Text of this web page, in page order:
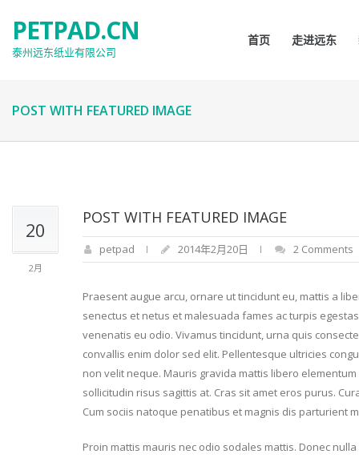
PETPAD.CN
泰州远东纸业有限公司
首页 走进远东
POST WITH FEATURED IMAGE
20
2月
POST WITH FEATURED IMAGE
petpad 2014年2月20日 2 Comments
Praesent augue arcu, ornare ut tincidunt eu, mattis a
senectus et netus et malesuada fames ac turpis
venenatis eu odio. Vivamus tincidunt, urna quis
convallis enim dolor sed elit. Pellentesque ultricies
non velit neque. Mauris gravida mattis libero
sollicitudin risus sagittis at. Cras sit amet eros purus.
Cum sociis natoque penatibus et magnis dis parturient
Proin mattis mauris nec odio sodales mattis. Donec